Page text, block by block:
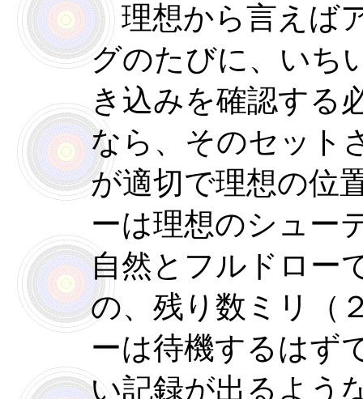
理想から言えば
グのたびに、いち
き込みを確認する
なら、そのセット
が適切で理想の位
ーは理想のシュー
自然とフルドロー
の、残り数ミリ（
ーは待機するはず
い記録が出るよう